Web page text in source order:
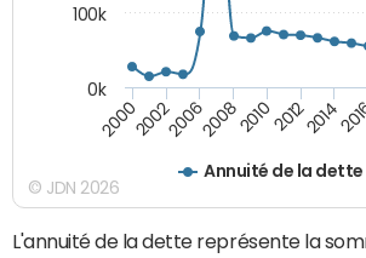
Annuité de la dette
2000200220062008201020122014
0k
100k
© JDN 2026
L'annuité de la dette représente la